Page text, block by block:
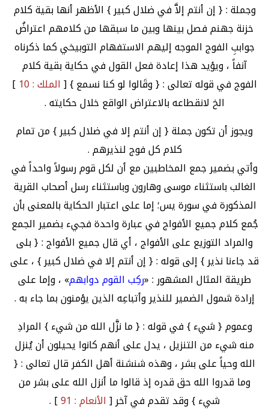
وجملة : { إن أنتم إلاَّ في ضلال كبير } الأظهر أنها بقية كلام
خزنة جهنم فصل بينها وبين ما سبقها من كلامهم اعتراضُ
جواببِ الفوج الموجه إليهم الاستفهام التوبيخي كما ذكرناه
آنفاً ، ويؤيد هذا إعادة فعل القول في حكاية بقية كلام
الفوج في قوله تعالى : { وقَالوا لو كنا نسمع } [الملك : 10
]
الخ لانقطاعه بالاعتراض الواقع خلال حكايته .
ويجوز أن تكون جملة { إن أنتم إلا في ضلال كبير } من تمام
كلام كل فوج لنذيرهم .
وأتي بضمير جمع المخاطبين مع أن لكل قوم رسولاً واحداً في
الغالب باستثناء موسى وهارون وباستثناء رسل أصحاب القرية
المذكورة في سورة يس؛ إما على اعتبار الحكاية بالمعنى بأن
جُمع كلام جميع الأفواج في عبارة واحدة فجيء بضمير الجمع
والمراد التوزيع على الأفواج ، أي قال جميع الأفواج : { بلى
قد جاءنا نذير } إلى قوله : { إن أنتم إلا في ضلال كبير } ، على
طريقة المثال المشهور : «ركِب القوم دوابهم» ، وإما على
إرادة شمول الضمير للنذير وأتباعِه الذين يؤمنون بما جاء به .
وعموم { شيء } في قوله : { ما نزَّل الله من شيء } المرادِ
منه شيء من التنزيل ، يدل على أنهم كانوا يحيلون أن يُنزل
الله وحياً على بشر ، وهذه شنشنة أهل الكفر قال تعالى : {
وما قدروا الله حق قدره إذ قالوا ما أنزل الله على بشر من
شيء } وقد تقدم في آخر [الأنعام : 91
] .